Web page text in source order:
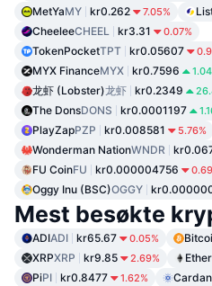
MetYaMY kr0.262 7.05%
CheeleeCHEEL kr3.31 0.07%
TokenPocketTPT kr0.05607
MYX FinanceMYX kr0.7596
龙虾 (Lobster)龙虾 kr0.2349
The DonsDONS kr0.0001197
PlayZapPZP kr0.008581 5.76%
Wonderman NationWNDR
FU CoinFU kr0.000004756
Oggy Inu (BSC)OGGY
Mest besøkte
ADIADI kr65.67 0.05%
XRPXRP kr9.85 2.69%
PiPI kr0.8477 1.62%